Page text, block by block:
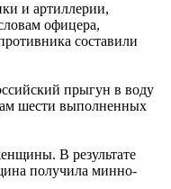
и артиллерии,
офицера,
составили
прыгун в воду
шести выполненных
В результате
получила минно-